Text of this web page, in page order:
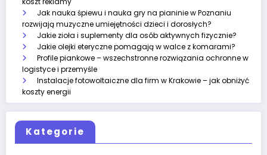
Jak nauka śpiewu i nauka gry na pianinie w Poznaniu
rozwijają muzyczne umiejętności dzieci i dorosłych?
Jakie zioła i suplementy dla osób aktywnych fizycznie?
Jakie olejki eteryczne pomagają w walce z komarami?
Profile piankowe – wszechstronne rozwiązania ochronne w
logistyce i przemyśle
Instalacje fotowoltaiczne dla firm w Krakowie – jak obniżyć
koszty energii
Kategorie